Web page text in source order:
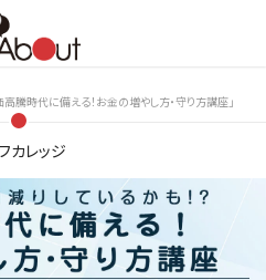
騰時代に備える！お金の増やし方・守り方講座」
カレッジ